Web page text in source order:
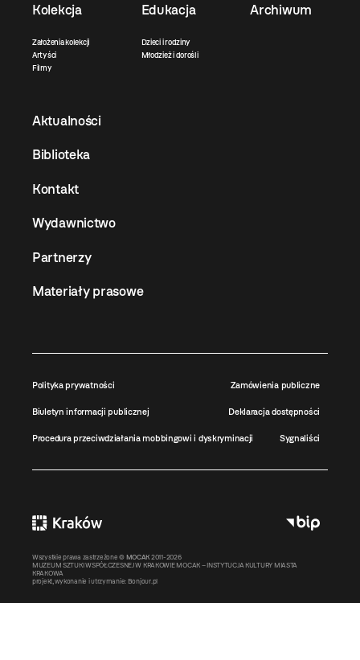
Kolekcja
Założenia kolekcji
Artyści
Filmy
Edukacja
Dzieci i rodziny
Młodzież i dorośli
Archiwum
Aktualności
Biblioteka
Kontakt
Wydawnictwo
Partnerzy
Materiały prasowe
Polityka prywatności Zamówienia publiczne
Biuletyn informacji publicznej Deklaracja dostępności
Procedura przeciwdziałania mobbingowi i dyskryminacji Sygnaliści
Wszystkie prawa zastrzeżone © MOCAK 2011-2026
MUZEUM SZTUKI WSPÓŁCZESNEJ W KRAKOWIE MOCAK – INSTYTUCJA KULTURY MIASTA
KRAKOWA
projekt, wykonanie i utrzymanie: Bonjour.pl